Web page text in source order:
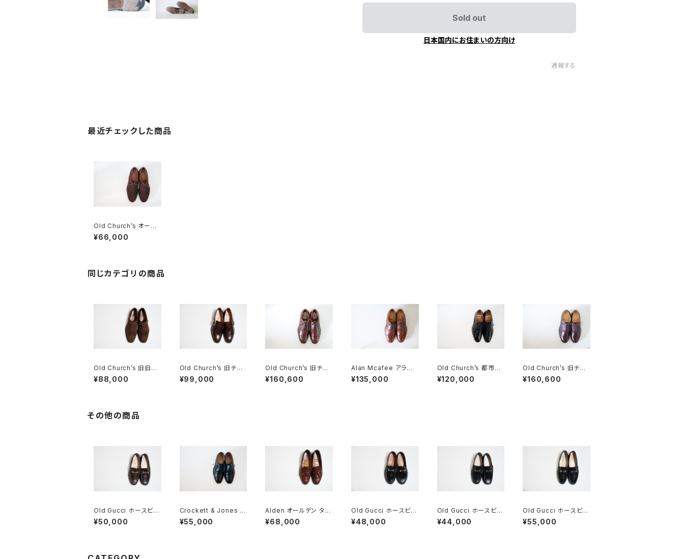
Sold out
日本国内にお住まいの方向け
通報する
最近チェックした商品
Old Church’s オール
ドチャーチ 三都市 旧チ
ャーチ セミブローグ 85
¥66,000
同じカテゴリの商品
Old Church’s 旧旧チ
ャーチ 二都市 Buck 8
5D
¥88,000
Old Church’s 旧チャ
ーチ 四都市 ASTON
シングルモンク 85F
¥99,000
Old Church’s 旧チャ
ーチ 三都市 CONSUL
85D DEADSTOCK
¥160,600
Alan Mcafee アラン
マカフィー オールドチャ
ーチ 二都市 旧旧チャー
¥135,000
Old Church’s 都市無
し MALAGA パンチドキ
ャップトウ 85F
¥120,000
Old Church’s 旧チャ
ーチ 三都市 MESSEN
GER メッセンジャー 85
¥160,600
その他の商品
Old Gucci ホースビッ
トローファー 35.5C D
B
¥50,000
Crockett & Jones ク
ロケット&ジョーンズ C
anterbury 5E
¥55,000
Alden オールデン タッ
セルローファー #560
8 D
¥68,000
Old Gucci ホースビッ
トローファー 34.5C ラ
バー BK
¥48,000
Old Gucci ホースビッ
トローファー 34C BK
¥44,000
Old Gucci ホースビッ
トローファー 38C BK
¥55,000